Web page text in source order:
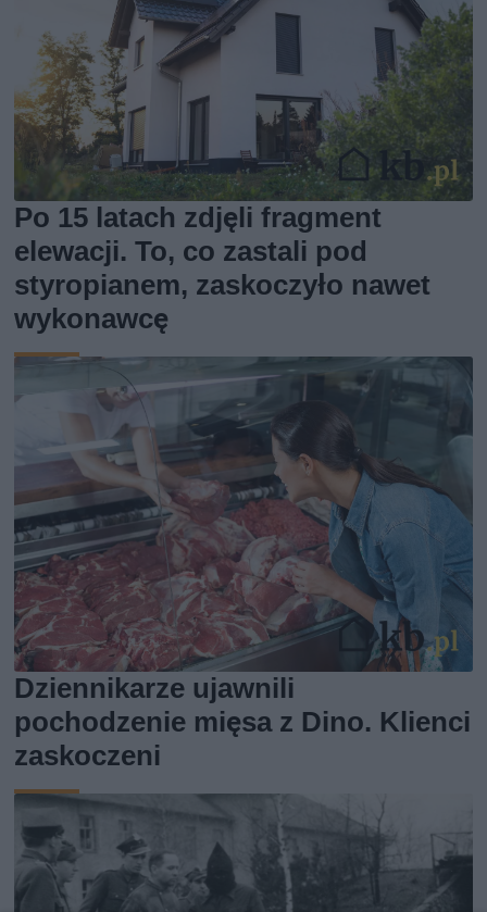
Po 15 latach zdjęli fragment
elewacji. To, co zastali pod
styropianem, zaskoczyło nawet
wykonawcę
Dziennikarze ujawnili
pochodzenie mięsa z Dino. Klienci
zaskoczeni